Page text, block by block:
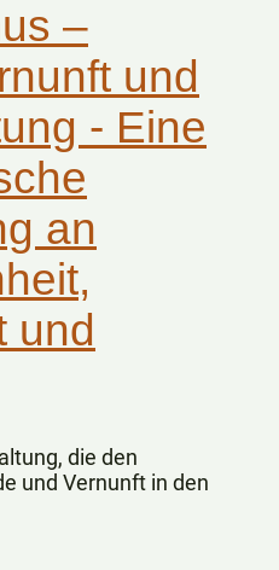
–
und
- Eine
an
und
die den
und Vernunft in den